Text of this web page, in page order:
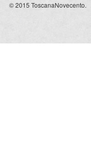
© 2015 ToscanaNovecento.